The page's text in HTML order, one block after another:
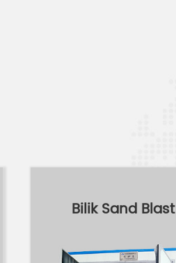
Bilik Sand Blast